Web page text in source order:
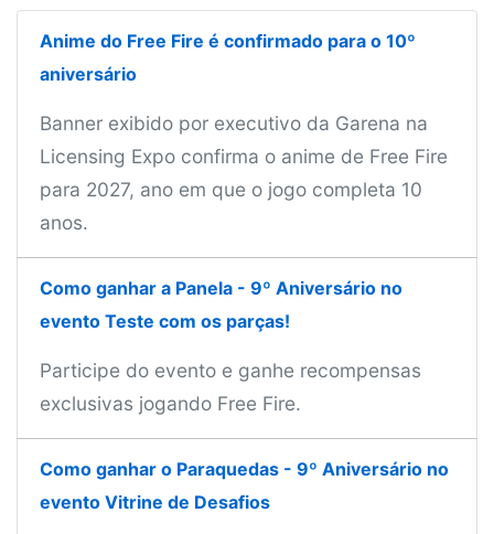
Anime do Free Fire é confirmado para o 10º
aniversário
Banner exibido por executivo da Garena na
Licensing Expo confirma o anime de Free Fire
para 2027, ano em que o jogo completa 10
anos.
Como ganhar a Panela - 9º Aniversário no
evento Teste com os parças!
Participe do evento e ganhe recompensas
exclusivas jogando Free Fire.
Como ganhar o Paraquedas - 9º Aniversário no
evento Vitrine de Desafios